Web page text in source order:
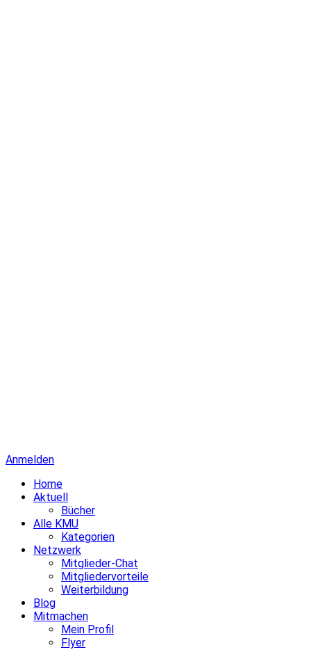
Anmelden
Home
Aktuell
Bücher
Alle KMU
Kategorien
Netzwerk
Mitglieder-Chat
Mitgliedervorteile
Weiterbildung
Blog
Mitmachen
Mein Profil
Flyer